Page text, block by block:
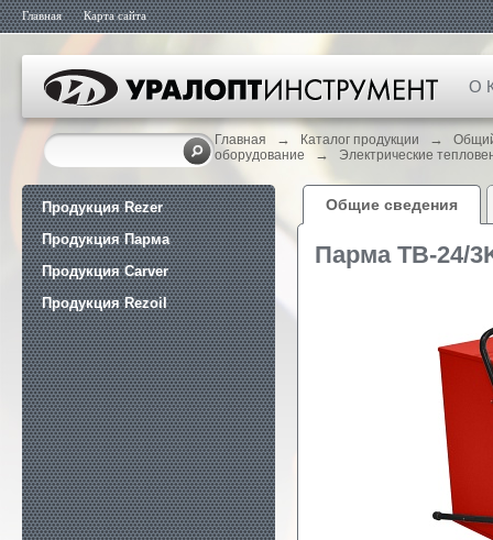
Главная Карта сайта
О
Главная → Каталог продукции →
оборудование
→ Электрические
Продукция Rezer
Продукция Парма
Продукция Carver
Продукция Rezoil
Общие сведения
Парма ТВ-24/